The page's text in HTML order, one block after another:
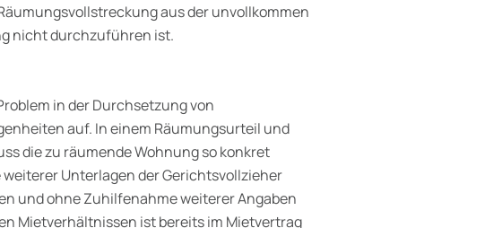
aus der unvollkommen
nicht durchzuführen ist.
in der Durchsetzung von
auf. In einem Räumungsurteil und
die zu räumende Wohnung so konkret
Unterlagen der Gerichtsvollzieher
und ohne Zuhilfe­nahme weiterer Angaben
Mietverhältnissen ist bereits im Mietvertrag